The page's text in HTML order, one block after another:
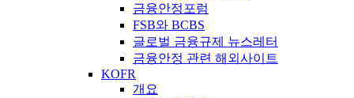
금융안정포럼
FSB와 BCBS
글로벌 금융규제 뉴스레터
금융안정 관련 해외사이트
KOFR
개요